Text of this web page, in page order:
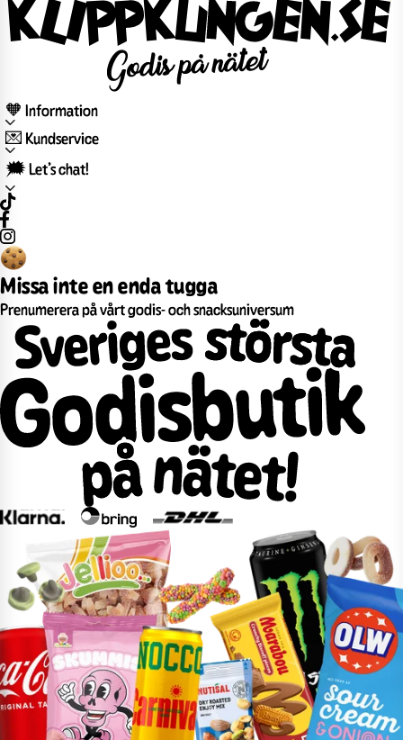
🧡 Information
💌 Kundservice
🗯️ Let’s chat!
Missa inte en enda tugga
Prenumerera på vårt godis- och snacksuniversum